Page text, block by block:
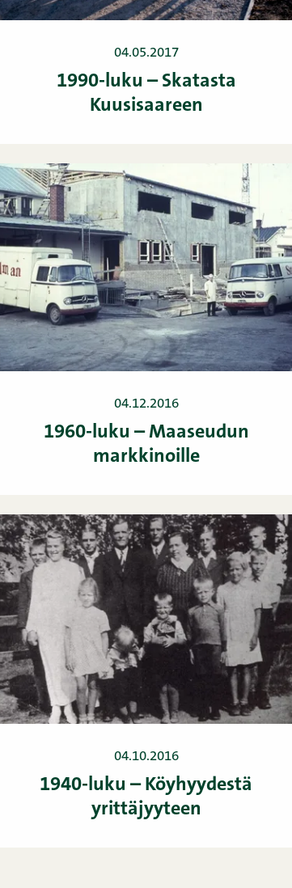
04.05.2017
1990-luku – Skatasta
Kuusisaareen
04.12.2016
1960-luku – Maaseudun
markkinoille
04.10.2016
1940-luku – Köyhyydestä
yrittäjyyteen